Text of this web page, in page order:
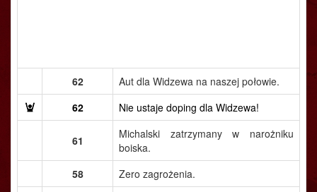
62
Aut dla Widzewa na naszej połowie.
62
Nie ustaje doping dla Widzewa!
61
Michalski zatrzymany w narożniku
boiska.
58
Zero zagrożenia.